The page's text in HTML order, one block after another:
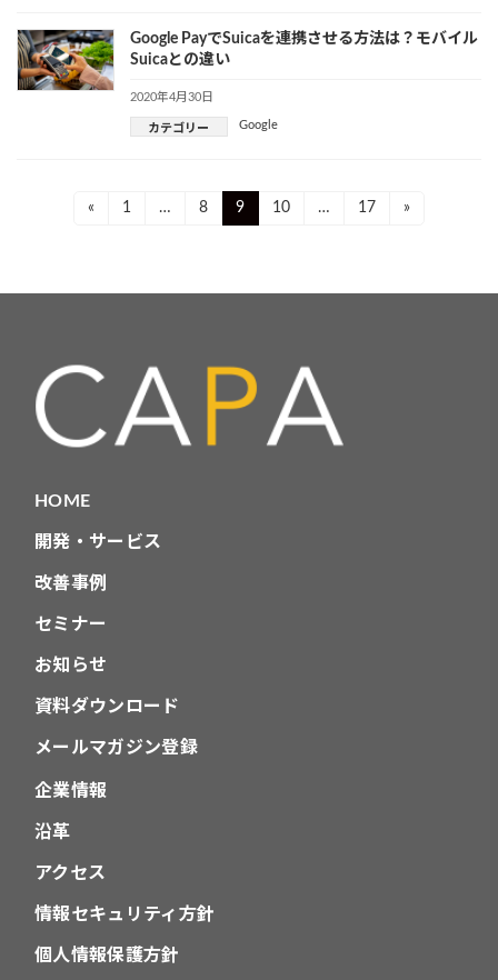
Google PayでSuicaを連携させる方法は？モバイル
Suicaとの違い
2020年4月30日
カテゴリー Google
ー
シ
ン
« Page
1 … Page
8 Page
9 Page
10 … Page
17 »
HOME
開発・サービス
改善事例
セミナー
お知らせ
資料ダウンロード
メールマガジン登録
企業情報
沿革
アクセス
情報セキュリティ方針
個人情報保護方針